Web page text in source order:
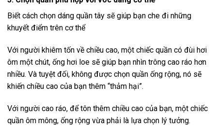
Biết cách chọn dáng quần tây sẽ giúp bạn che đi những
khuyết điểm trên cơ thể
Với người khiêm tốn về chiều cao, một chiếc quần có đùi hơi
ôm một chút, ống hơi loe sẽ giúp bạn nhìn trông cao ráo hơn
nhiều. Và tuyệt đối, không được chọn quần ống rộng, nó sẽ
khiến chiều cao của bạn thêm “thảm hại”.
Với người cao ráo, để tôn thêm chiều cao của bạn, một chiếc
quần ôm mông, ống rộng vừa phải là lựa chọn lý tưởng.